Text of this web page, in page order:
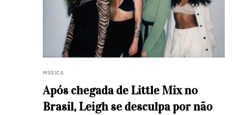
MÚSICA
Após chegada de Little Mix no
Brasil, Leigh se desculpa por não